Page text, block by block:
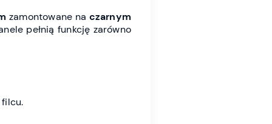
zamontowane na czarnym
pełnią funkcję zarówno
filcu.